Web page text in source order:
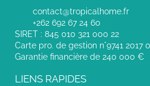
contact@tropicalhome.fr
+262 692 67 24 60
SIRET : 845 010 321 000 22
Carte pro. de gestion n°9741 2017
Garantie financière de 240 000 €
LIENS RAPIDES